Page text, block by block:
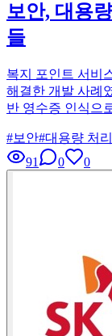
보안, 대용
들
복지 포인트 서비
해결한 개발 사례
반 영수증 인식으
#보안#대용량 처리
91
0 0